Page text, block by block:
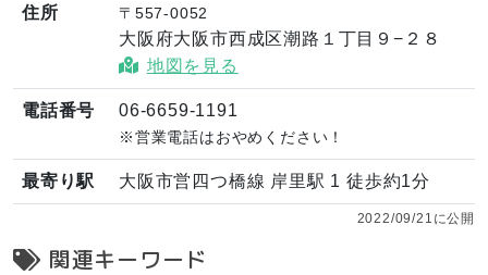
住所 〒557-0052
大阪府大阪市西成区潮路１丁目９−２８
地図を見る
電話番号 06-6659-1191
※営業電話はおやめください！
最寄り駅 大阪市営四つ橋線 岸里駅 1 徒歩約1分
2022/09/21に公開
関連キーワード